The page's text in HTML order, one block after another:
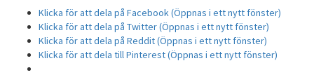
Klicka för att dela på Facebook (Öppnas i ett nytt fönster)
Klicka för att dela på Twitter (Öppnas i ett nytt fönster)
Klicka för att dela på Reddit (Öppnas i ett nytt fönster)
Klicka för att dela till Pinterest (Öppnas i ett nytt fönster)